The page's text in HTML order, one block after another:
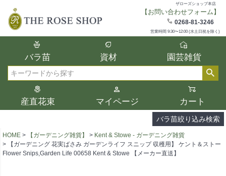
ザローズショップ本店
【お問い合わせフォーム】
0268-81-3246
営業時間 9:30〜12:00 (水土日祝を除く)
バラ苗 資材 園芸雑貨
産直花束 マイページ カート
バラ苗絞り込み検索
在庫
在庫ありのみ表示
検索
複数の条件を選択して絞り込み検索が可能
選択した項目全てに該当する品種のみ検索
結果に表示されます。
タイプ、カラー、ブランドなどは1つずつ選
択してください。
HOME 【ガーデニング雑貨】
Kent & Stowe - ガーデニング雑貨
【ガーデニング 花実ばさみ ガーデンライフ スニップ 収穫用】 ケント＆ストー
Flower Snips,Garden Life 00658 Kent & Stowe 【メーカー直送】